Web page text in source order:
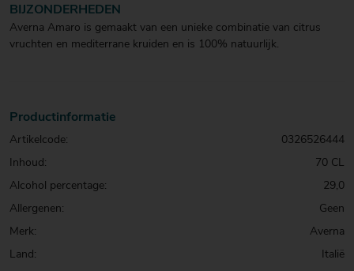
BIJZONDERHEDEN
Averna Amaro is gemaakt van een unieke combinatie van citrus
vruchten en mediterrane kruiden en is 100% natuurlijk.
Productinformatie
Artikelcode:
0326526444
Inhoud:
70 CL
Alcohol percentage:
29,0
Allergenen:
Geen
Merk:
Averna
Land:
Italië